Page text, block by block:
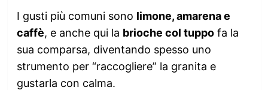
I gusti più comuni sono limone, amarena e
caffè, e anche qui la brioche col tuppofa la
sua comparsa, diventando spesso uno
strumento per “raccogliere” la granita e
gustarla con calma.